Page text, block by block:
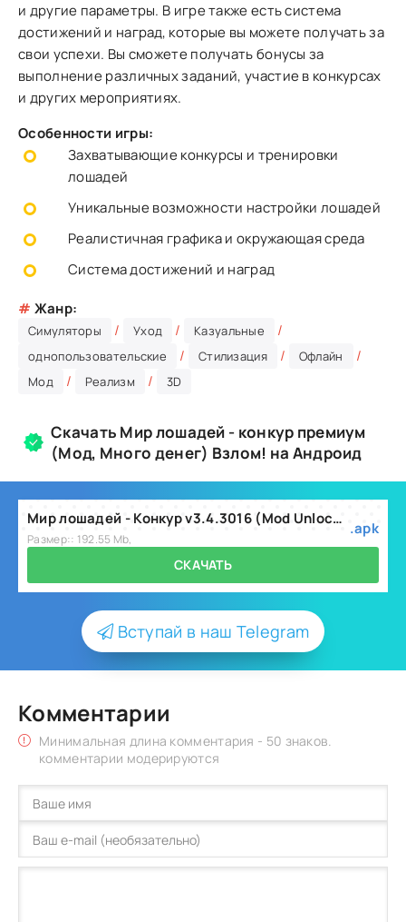
и другие параметры. В игре также есть система
достижений и наград, которые вы можете получать за
свои успехи. Вы сможете получать бонусы за
выполнение различных заданий, участие в конкурсах
и других мероприятиях.
Особенности игры:
Захватывающие конкурсы и тренировки
лошадей
Уникальные возможности настройки лошадей
Реалистичная графика и окружающая среда
Система достижений и наград
# Жанр:
Симуляторы / Уход / Казуальные /
однопользовательские / Стилизация / Офлайн /
Мод / Реализм / 3D
Скачать Мир лошадей - конкур премиум
(Мод, Много денег) Взлом! на Андроид
Мир лошадей - Конкур v3.4.3016 (Mod Unlocked/Free Shopping).apk
Размер:: 192.55 Mb,
.apk
СКАЧАТЬ
Вступай в наш Telegram
Комментарии
Минимальная длина комментария - 50 знаков.
комментарии модерируются